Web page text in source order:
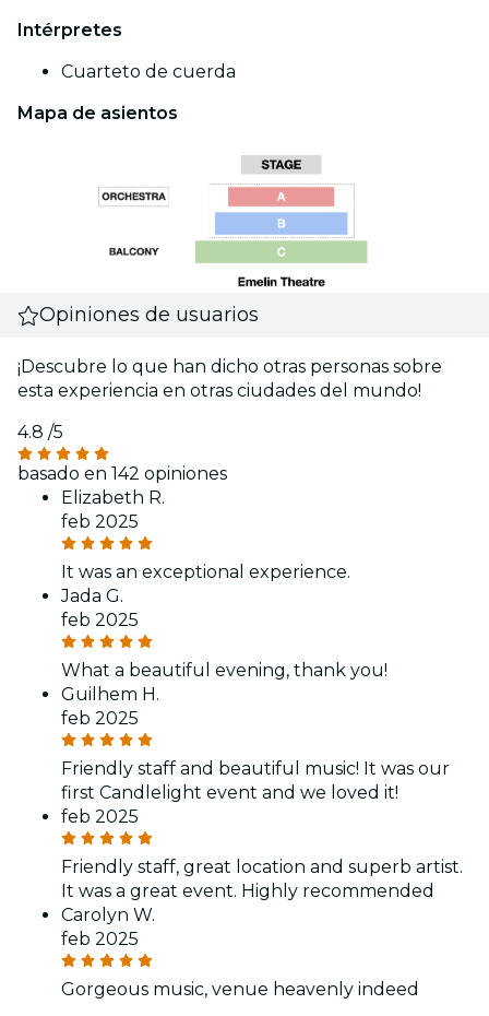
Intérpretes
Cuarteto de cuerda
Mapa de asientos
Opiniones de usuarios
¡Descubre lo que han dicho otras personas sobre
esta experiencia en otras ciudades del mundo!
4.8 /5
basado en 142 opiniones
Elizabeth R.
feb 2025
It was an exceptional experience.
Jada G.
feb 2025
What a beautiful evening, thank you!
Guilhem H.
feb 2025
Friendly staff and beautiful music! It was our
first Candlelight event and we loved it!
feb 2025
Friendly staff, great location and superb artist.
It was a great event. Highly recommended
Carolyn W.
feb 2025
Gorgeous music, venue heavenly indeed